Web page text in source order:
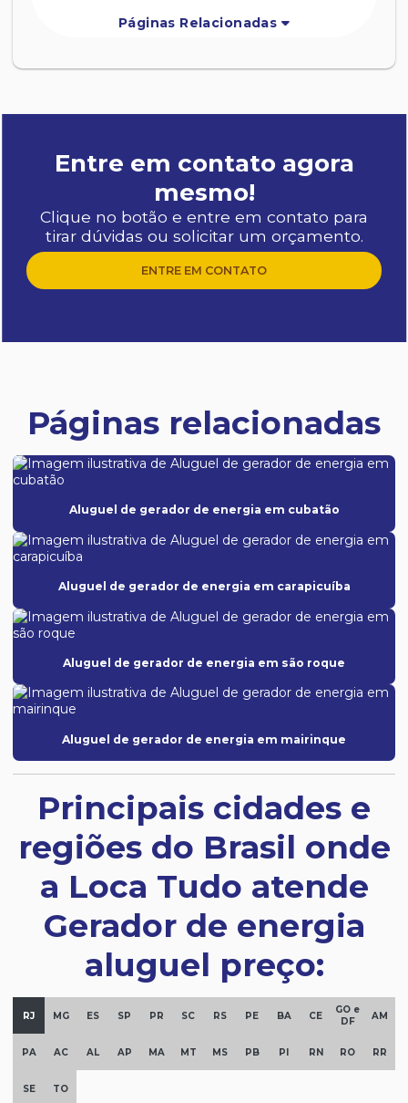
Páginas Relacionadas
Entre em contato agora
mesmo!
Clique no botão e entre em contato para
tirar dúvidas ou solicitar um orçamento.
ENTRE EM CONTATO
Páginas relacionadas
Aluguel de gerador de energia em cubatão
Aluguel de gerador de energia em carapicuíba
Aluguel de gerador de energia em são roque
Aluguel de gerador de energia em mairinque
Principais cidades e
regiões do Brasil onde
a Loca Tudo atende
Gerador de energia
aluguel preço:
RJ MG ES SP PR SC RS PE BA CE
GO e
DF
AM
PA AC AL AP MA MT MS PB PI RN RO RR
SE TO